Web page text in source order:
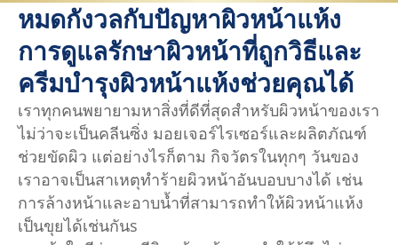
หมดกังวลกับปัญหาผิวหน้าแห้ง
การดูแลรักษาผิวหน้าที่ถูกวิธีและ
ครีมบำรุงผิวหน้าแห้งช่วยคุณได้
เราทุกคนพยายามหาสิ่งที่ดีที่สุดสำหรับผิวหน้าของเรา
ไม่ว่าจะเป็นคลีนซิ่ง มอยเจอร์ไรเซอร์และผลิตภัณฑ์
ช่วยขัดผิว แต่อย่างไรก็ตาม กิจวัตรในทุกๆ วันของ
เราอาจเป็นสาเหตุทำร้ายผิวหน้าอันบอบบางได้ เช่น
การล้างหน้าและอาบน้ำที่สามารถทำให้ผิวหน้าแห้ง
เป็นขุยได้เช่นกันs